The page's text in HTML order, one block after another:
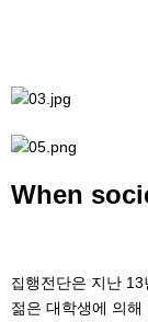
When
집 행전단은 지난
젊은 대학생에 의